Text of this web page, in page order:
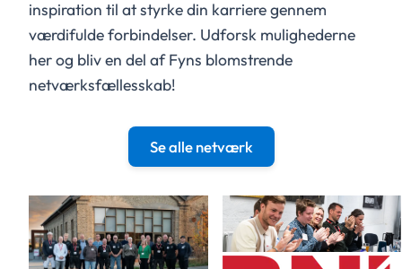
inspiration til at styrke din karriere gennem
værdifulde forbindelser. Udforsk mulighederne
her og bliv en del af Fyns blomstrende
netværksfællesskab!
Se alle netværk